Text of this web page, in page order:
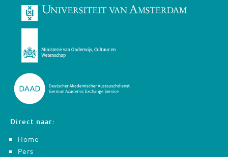
Direct naar:
Home
Pers